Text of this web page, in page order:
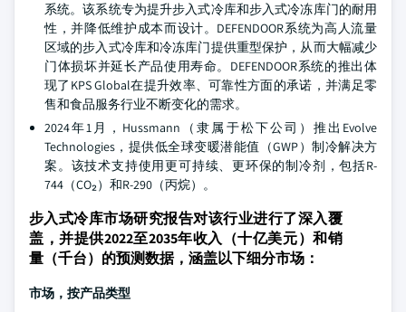
系统。该系统专为提升步入式冷库和步入式冷冻库门的耐用
性，并降低维护成本而设计。DEFENDOOR系统为高人流量
区域的步入式冷库和冷冻库门提供重型保护，从而大幅减少
门体损坏并延长产品使用寿命。DEFENDOOR系统的推出体
现了KPS Global在提升效率、可靠性方面的承诺，并满足零
售和食品服务行业不断变化的需求。
2024年1月，Hussmann（隶属于松下公司）推出Evolve
Technologies，提供低全球变暖潜能值（GWP）制冷解决方
案。该技术支持使用更可持续、更环保的制冷剂，包括R-
744（CO₂）和R-290（丙烷）。
步入式冷库市场研究报告对该行业进行了深入覆
盖，并提供2022至2035年收入（十亿美元）和销
量（千台）的预测数据，涵盖以下细分市场：
市场，按产品类型